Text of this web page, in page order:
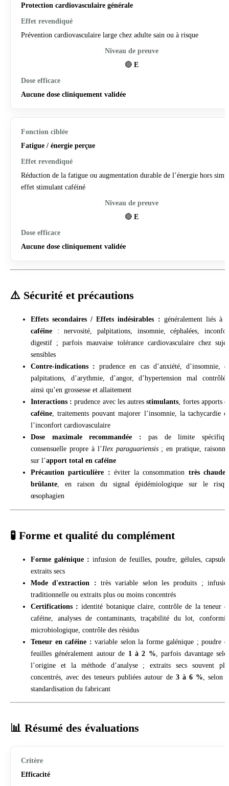
Protection cardiovasculaire générale
Prévention cardiovasculaire large chez adulte sain ou à risque
🔴 E
Aucune dose cliniquement validée
Fatigue / énergie perçue
Réduction de la fatigue ou augmentation durable de l’énergie hors
effet stimulant caféiné
🔴 E
Aucune dose cliniquement validée
⚠️ Sécurité et précautions
Effets secondaires / Effets indésirables : généralement liés à
caféine : nervosité, palpitations, insomnie, céphalées,
digestif ; parfois mauvaise tolérance cardiovasculaire chez
sensibles
Contre-indications : prudence en cas d’anxiété, d’insomnie,
palpitations, d’arythmie, d’angor, d’hypertension mal
ainsi qu’en grossesse et allaitement
Interactions : prudence avec les autresstimulants, fortes apports
caféine, traitements pouvant majorer l’insomnie, la tachycardie
l’inconfort cardiovasculaire
Dose maximale recommandée : pas de limite
consensuelle propre à l’Ilex paraguariensis; en pratique,
sur l’apport total en caféine
Précaution particulière : éviter la consommation très chaude
brûlante, en raison du signal épidémiologique sur le
œsophagien
🧪 Forme et qualité du complément
Forme galénique : infusion de feuilles, poudre, gélules,
extraits secs
Mode d'extraction : très variable selon les produits ;
traditionnelle ou extraits plus ou moins concentrés
Certifications : identité botanique claire, contrôle de la teneur
caféine, analyses de contaminants, traçabilité du lot,
microbiologique, contrôle des résidus
Teneur en caféine : variable selon la forme galénique ; poudre
feuilles généralement autour de 1 à 2 % , parfois davantage
l’origine et la méthode d’analyse ; extraits secs souvent
concentrés, avec des teneurs publiées autour de 3 à 6 % , selon
standardisation du fabricant
📊 Résumé des évaluations
Efficacité